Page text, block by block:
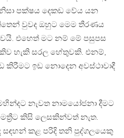
පක්ෂය දෙකඩ වේය යන
වුවද ඔහුට මෙම තීරණය
එහෙත් මට නම් මේ පසුපස
හැකි සරල හේතුවකි. එනම්,
ඉඩ නොදෙන අවස්ථාවාදී
නැවත නාමයෝජනා දීමට
කිසි ලෙසකින්වත් නැත.
සඳහන් කළ පරිදි තනි පුද්ගලයෙකු